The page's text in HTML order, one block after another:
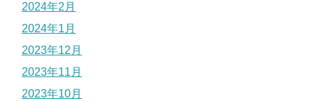
2024年2月
2024年1月
2023年12月
2023年11月
2023年10月